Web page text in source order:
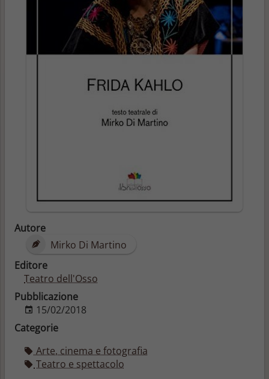
Autore
Mirko Di Martino
Editore
Teatro dell'Osso
Pubblicazione
15/02/2018
Categorie
Arte, cinema e fotografia
Teatro e spettacolo